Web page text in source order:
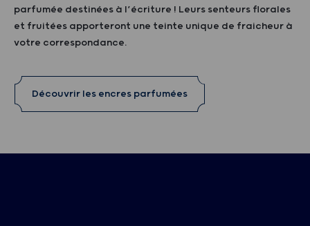
parfumée destinées à l’écriture ! Leurs senteurs florales
et fruitées apporteront une teinte unique de fraicheur à
votre correspondance.
Découvrir les encres parfumées